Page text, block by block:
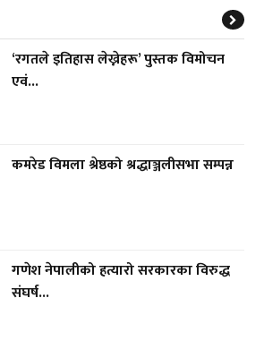
‘रगतले इतिहास लेख्नेहरू’ पुस्तक विमोचन
एवं...
कमरेड विमला श्रेष्ठको श्रद्धाञ्जलीसभा सम्पन्न
गणेश नेपालीको हत्यारो सरकारका विरुद्ध
संघर्ष...